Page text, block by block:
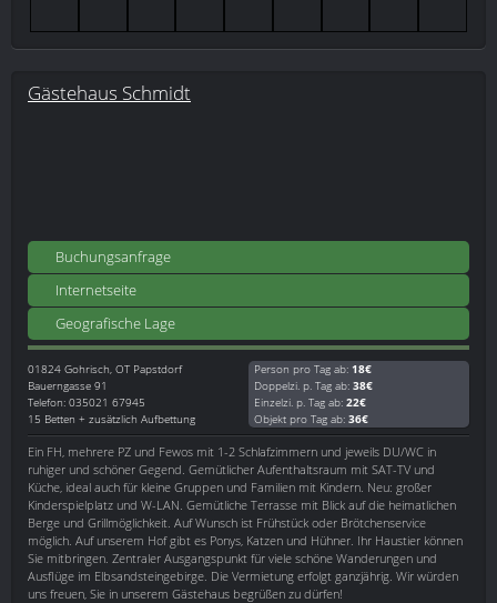
Gästehaus Schmidt
Buchungsanfrage
Internetseite
Geografische Lage
01824 Gohrisch, OT Papstdorf
Bauerngasse 91
Telefon: 035021 67945
15 Betten + zusätzlich Aufbettung
Person pro Tag ab: 18€
Doppelzi. p. Tag ab: 38€
Einzelzi. p. Tag ab: 22€
Objekt pro Tag ab: 36€
Ein FH, mehrere PZ und Fewos mit 1-2 Schlafzimmern und jeweils DU/WC in
ruhiger und schöner Gegend. Gemütlicher Aufenthaltsraum mit SAT-TV und
Küche, ideal auch für kleine Gruppen und Familien mit Kindern. Neu: großer
Kinderspielplatz und W-LAN. Gemütliche Terrasse mit Blick auf die heimatlichen
Berge und Grillmöglichkeit. Auf Wunsch ist Frühstück oder Brötchenservice
möglich. Auf unserem Hof gibt es Ponys, Katzen und Hühner. Ihr Haustier können
Sie mitbringen. Zentraler Ausgangspunkt für viele schöne Wanderungen und
Ausflüge im Elbsandsteingebirge. Die Vermietung erfolgt ganzjährig. Wir würden
uns freuen, Sie in unserem Gästehaus begrüßen zu dürfen!